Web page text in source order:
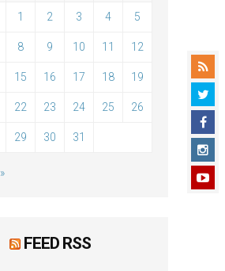
1 2 3 4 5
8 9 10 11 12
15 16 17 18 19
22 23 24 25 26
29 30 31
FEED RSS